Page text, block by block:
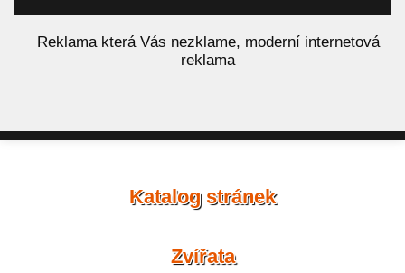
Reklama která Vás nezklame, moderní internetová
reklama
Katalog stránek
Zvířata